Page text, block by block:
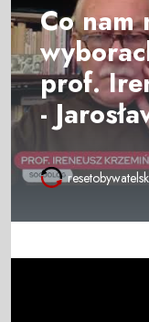
Co nam
prof.
-